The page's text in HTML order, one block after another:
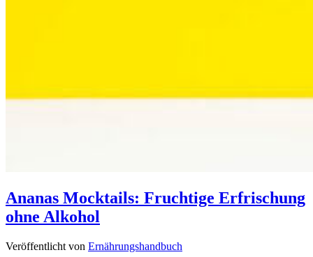
Ananas Mocktails: Fruchtige Erfrischung
ohne Alkohol
Veröffentlicht von Ernährungshandbuch